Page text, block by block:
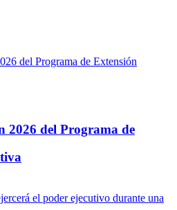
2026 del Programa de